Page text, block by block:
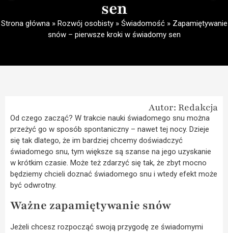
sen
Strona główna» Rozwój osobisty» Świadomość» Zapamiętywanie
snów – pierwsze kroki w świadomy sen
Autor: Redakcja
Od czego zacząć? W trakcie nauki świadomego snu można
przeżyć go w sposób spontaniczny – nawet tej nocy. Dzieje
się tak dlatego, że im bardziej chcemy doświadczyć
świadomego snu, tym większe są szanse na jego uzyskanie
w krótkim czasie. Może też zdarzyć się tak, że zbyt mocno
będziemy chcieli doznać świadomego snu i wtedy efekt może
być odwrotny.
Ważne zapamiętywanie snów
Jeżeli chcesz rozpocząć swoją przygodę ze świadomymi